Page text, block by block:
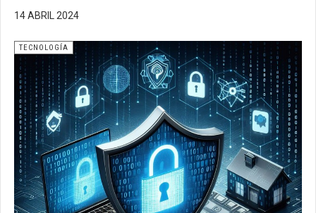
14 ABRIL 2024
TECNOLOGÍA